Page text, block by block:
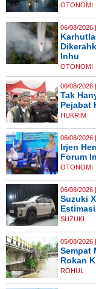
OTONOMI
06/08/2026
Inhu
OTONOMI
06/08/2026
Tak
Pejabat
HUKRIM
06/08/2026
Irjen
Forum
OTONOMI
06/08/2026
Suzuki
SUZUKI
05/08/2026
Sempat
Rokan
ROHUL